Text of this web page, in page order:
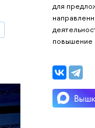
для
повышение